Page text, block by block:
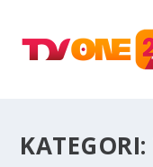
KATEGORI: